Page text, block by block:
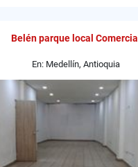
Belén parque local Comercial
En: Medellín, Antioquia